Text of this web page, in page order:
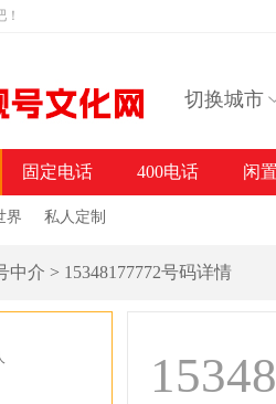
切换城市
界 私人定制
固定电话 400电话 闲
中介 > 15348177772号码详情